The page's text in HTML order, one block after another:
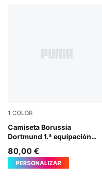
1 COLOR
Camiseta Borussia
Dortmund 1.ª equipación
Faster Yellow-PUMA Black
80,00 €
PERSONALIZAR